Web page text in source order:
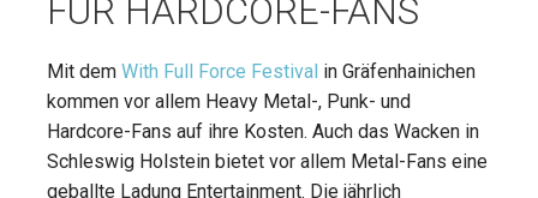
FÜR HARDCORE-FANS
Mit dem With Full Force Festival in Gräfenhainichen
kommen vor allem Heavy Metal-, Punk- und
Hardcore-Fans auf ihre Kosten. Auch das Wacken in
Schleswig Holstein bietet vor allem Metal-Fans eine
geballte Ladung Entertainment. Die jährlich